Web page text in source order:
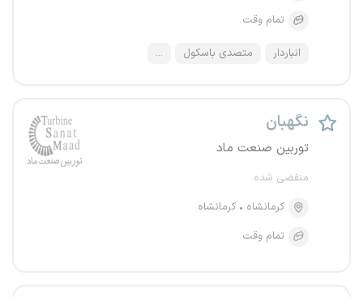
تمام وقت
انباردار متصدی باسکول ...
نگهبان
توربین صنعت ماد
منقضی شده
کرمانشاه
کرمانشاه
تمام وقت